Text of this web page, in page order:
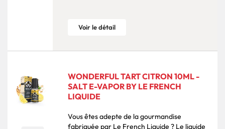
Voir le détail
WONDERFUL TART CITRON 10ML -
SALT E-VAPOR BY LE FRENCH
LIQUIDE
Vous êtes adepte de la gourmandise
fabriquée par Le French Liquide ? Le liquide